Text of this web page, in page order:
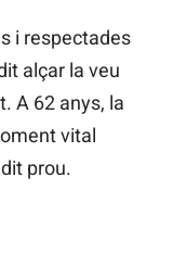
i respectades
alçar la veu
A 62 anys, la
vital
prou.